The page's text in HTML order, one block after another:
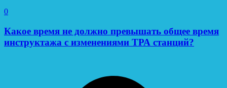
0
Какое время не должно превышать общее время
инструктажа с изменениями ТРА станций?